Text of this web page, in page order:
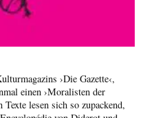
›Die Gazette‹,
einen ›Moralisten der
Texte lesen sich so zupackend,